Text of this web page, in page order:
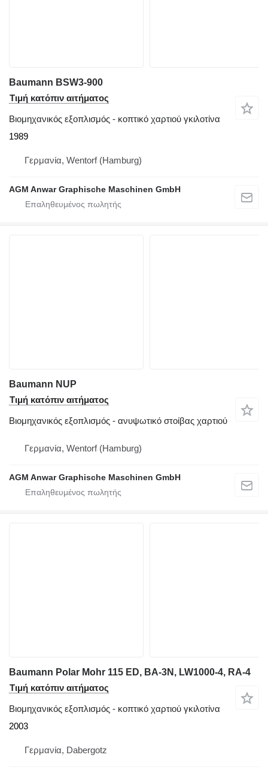
Baumann BSW3-900
Τιμή κατόπιν αιτήματος
Βιομηχανικός εξοπλισμός - κοπτικό χαρτιού γκιλοτίνα
1989
Γερμανία, Wentorf (Hamburg)
AGM Anwar Graphische Maschinen GmbH
Baumann NUP
Τιμή κατόπιν αιτήματος
Βιομηχανικός εξοπλισμός - ανυψωτικό στοίβας χαρτιού
Γερμανία, Wentorf (Hamburg)
AGM Anwar Graphische Maschinen GmbH
Baumann Polar Mohr 115 ED, BA-3N, LW1000-4, RA-4
Τιμή κατόπιν αιτήματος
Βιομηχανικός εξοπλισμός - κοπτικό χαρτιού γκιλοτίνα
2003
Γερμανία, Dabergotz